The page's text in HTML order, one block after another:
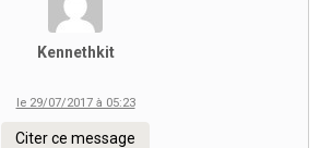
Kennethkit
le 29/07/2017 à 05:23
Citer ce message